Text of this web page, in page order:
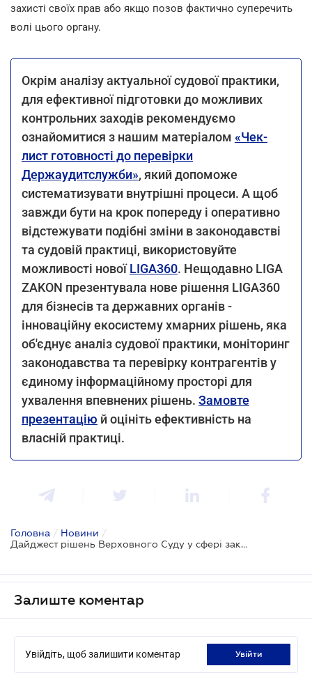
захисті своїх прав або якщо позов фактично суперечить
волі цього органу.
Окрім аналізу актуальної судової практики,
для ефективної підготовки до можливих
контрольних заходів рекомендуємо
ознайомитися з нашим матеріалом «Чек-
лист готовності до перевірки
Держаудитслужби», який допоможе
систематизувати внутрішні процеси. А щоб
завжди бути на крок попереду і оперативно
відстежувати подібні зміни в законодавстві
та судовій практиці, використовуйте
можливості новоїLIGA360. Нещодавно LIGA
ZAKON презентувала нове рішення LIGA360
для бізнесів та державних органів -
інноваційну екосистему хмарних рішень, яка
об'єднує аналіз судової практики, моніторинг
законодавства та перевірку контрагентів у
єдиному інформаційному просторі для
ухвалення впевнених рішень. Замовте
презентацію й оцініть ефективність на
власній практиці.
Головна / Новини /
Дайджест рішень Верховного Суду у сфері закупівель за грудень 2025
Залиште коментар
Увійдіть, щоб залишити коментар увійти